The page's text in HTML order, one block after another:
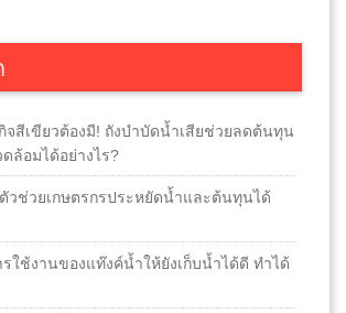
จสีเขียวต้องมี! ถังบำบัดน้ำเสียช่วยลดต้นทุน
ล้อมได้อย่างไร?
วช่วยเกษตรกรประหยัดน้ำและต้นทุนได้
รใช้งานของแท๊งค์น้ำให้ยังเก็บน้ำได้ดี ทำได้